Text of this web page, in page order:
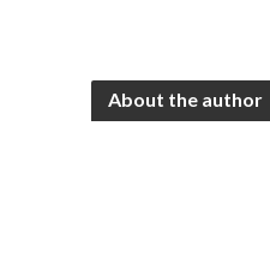
About the author